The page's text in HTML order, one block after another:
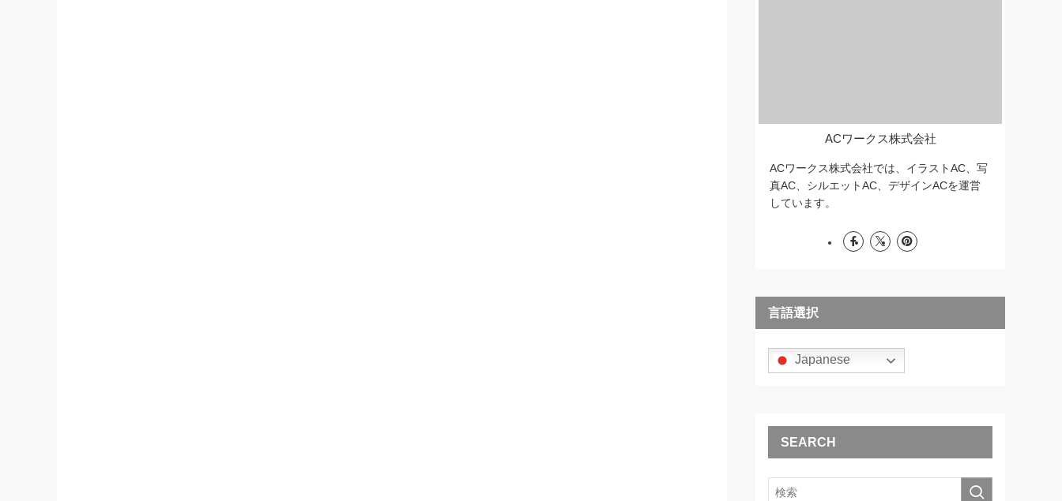
ACワークス株式会社
ACワークス株式会社では、イラストAC、写
真AC、シルエットAC、デザインACを運営
しています。
言語選択
Japanese
SEARCH